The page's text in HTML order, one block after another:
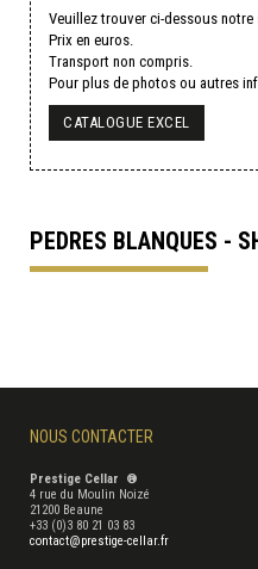
Veuillez trouver ci-dessous
Prix en euros.
Transport non compris.
Pour plus de photos ou autres
CATALOGUE EXCEL
PEDRES BLANQUES -
NOUS CONTACTER
Prestige Cellar ®
4 rue du Moulin Noizé
21200 Beaune
+33 (0)3 80 21 03 83
contact@prestige-cellar.fr